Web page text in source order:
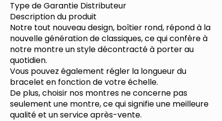
Type de Garantie Distributeur
Description du produit
Notre tout nouveau design, boîtier rond, répond à la
nouvelle génération de classiques, ce qui confère à
notre montre un style décontracté à porter au
quotidien.
Vous pouvez également régler la longueur du
bracelet en fonction de votre échelle.
De plus, choisir nos montres ne concerne pas
seulement une montre, ce qui signifie une meilleure
qualité et un service après-vente.